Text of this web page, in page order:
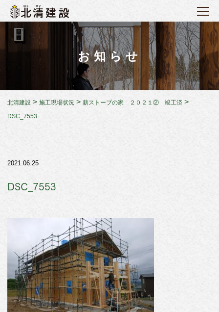
お知らせ
北清建設 > 施工現場状況 > 薪ストーブの家 ２０２１② 竣工済 >
DSC_7553
2021.06.25
DSC_7553